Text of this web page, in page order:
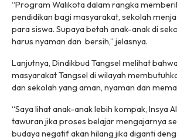
“Program Walikota dalam rangka
pendidikan bagi masyarakat, sekolah
para siswa. Supaya betah anak-anak di
harus nyaman dan bersih,” jelasnya.
Lanjutnya, Dindikbud Tangsel melihat
masyarakat Tangsel di wilayah
dan sekolah yang aman, nyaman dan
“Saya lihat anak-anak lebih kompak, Insya
tawuran jika proses belajar mengajarnya
budaya negatif akan hilang jika diganti